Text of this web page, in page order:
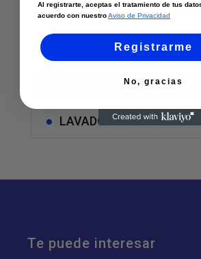
ECOGRAFIA
TRANSLUCENCIA NUCAL
LAVADO DE OIDOS
Te puede interesar
Al registrarte, aceptas el tratamiento de tus
acuerdo con nuestroAviso de Privacidad
Registrarme
No, gracias